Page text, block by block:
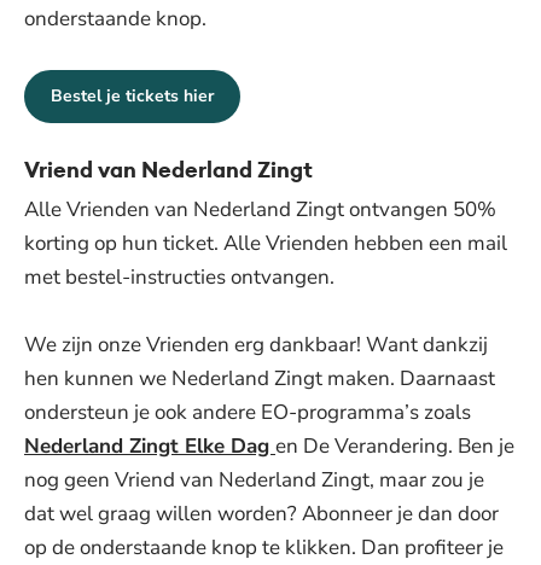
onderstaande knop.
Bestel je tickets hier
Vriend van Nederland Zingt
Alle Vrienden van Nederland Zingt ontvangen 50%
korting op hun ticket. Alle Vrienden hebben een mail
met bestel-instructies ontvangen.
We zijn onze Vrienden erg dankbaar! Want dankzij
hen kunnen we Nederland Zingt maken. Daarnaast
ondersteun je ook andere EO-programma’s zoals
Nederland Zingt Elke Dag en De Verandering. Ben je
nog geen Vriend van Nederland Zingt, maar zou je
dat wel graag willen worden? Abonneer je dan door
op de onderstaande knop te klikken. Dan profiteer je